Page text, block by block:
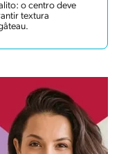
o centro deve
textura